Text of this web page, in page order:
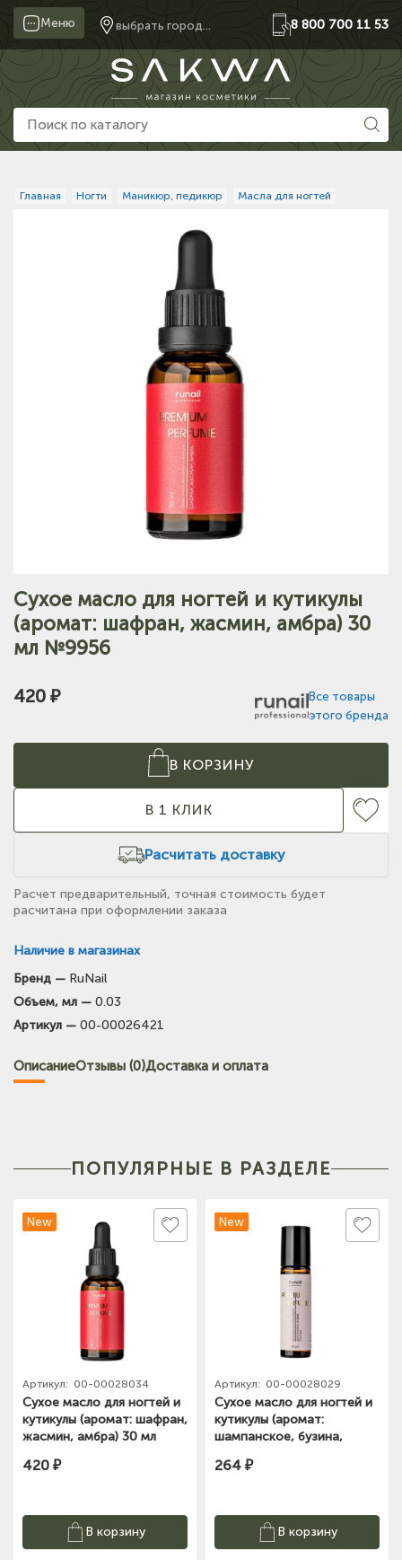
Меню выбрать город... 8 800 700 11 53
Главная Ногти Маникюр, педикюр Масла для ногтей
Сухое масло для ногтей и кутикулы
(аромат: шафран, жасмин, амбра) 30
мл №9956
420 ₽
Все товары
этого бренда
В КОРЗИНУ
В 1 КЛИК
Расчитать доставку
Наличие в магазинах
Тел: +7-903-947-7028
Тел: +7-3852-721-001
Бренд — RuNail
Объем, мл — 0.03
Артикул — 00-00026421
Расчет предварительный, точная стоимость будет
расчитана при оформлении заказа
ОписаниеОтзывы (0)Доставка и оплата
ПОПУЛЯРНЫЕ В РАЗДЕЛЕ
New
Артикул: 00-00028034
Сухое масло для ногтей и
кутикулы (аромат: шафран,
жасмин, амбра) 30 мл
420 ₽
В корзину
New
Артикул: 00-00028029
Сухое масло для ногтей и
кутикулы (аромат:
шампанское, бузина,
264 ₽
В корзину